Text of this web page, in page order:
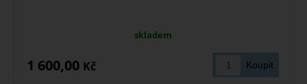
skladem
1 600,00 Kč